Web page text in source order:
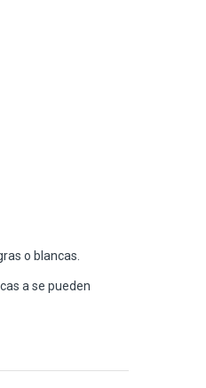
o blancas.
a se pueden